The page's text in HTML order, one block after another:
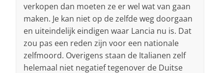
verkopen dan moeten ze er wel wat van gaan
maken. Je kan niet op de zelfde weg doorgaan
en uiteindelijk eindigen waar Lancia nu is. Dat
zou pas een reden zijn voor een nationale
zelfmoord. Overigens staan de Italianen zelf
helemaal niet negatief tegenover de Duitse